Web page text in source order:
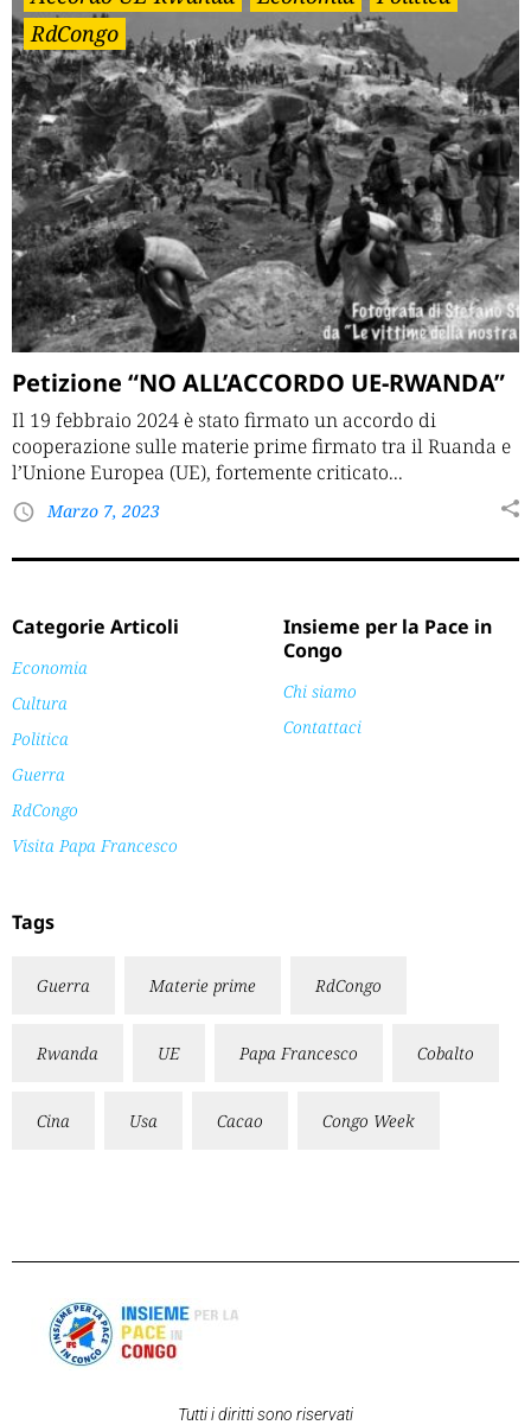
RdCongo
Petizione “NO ALL’ACCORDO UE-RWANDA”
Il 19 febbraio 2024 è stato firmato un accordo di
cooperazione sulle materie prime firmato tra il Ruanda e
l’Unione Europea (UE), fortemente criticato...
Marzo 7, 2023
Categorie Articoli
Economia
Cultura
Politica
Guerra
RdCongo
Visita Papa Francesco
Insieme per la Pace in
Congo
Chi siamo
Contattaci
Tags
Guerra Materie prime RdCongo
Rwanda UE Papa Francesco Cobalto
Cina Usa Cacao Congo Week
Tutti i diritti sono riservati